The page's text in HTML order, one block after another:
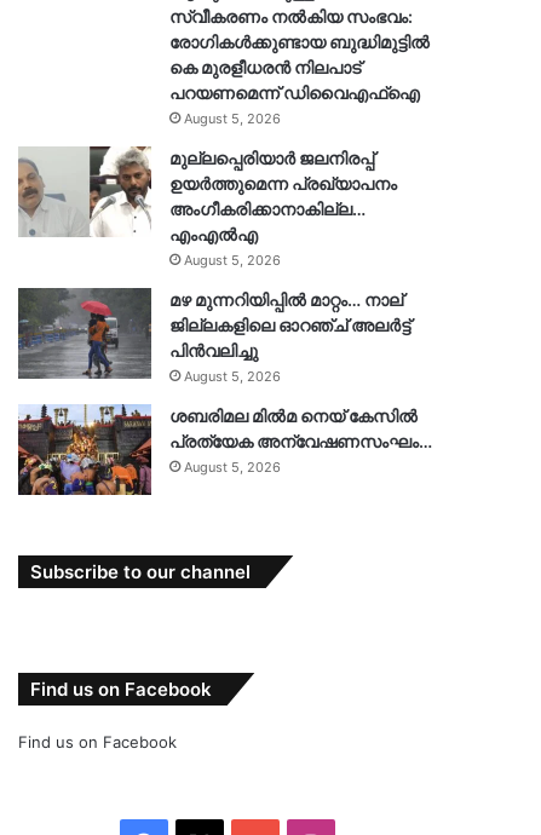
സ്വീകരണം നൽകിയ സംഭവം:
രോഗികൾക്കുണ്ടായ ബുദ്ധിമുട്ടിൽ
കെ മുരളീധരൻ നിലപാട്
പറയണമെന്ന് ഡിവൈഎഫ്ഐ
August 5, 2026
മുല്ലപ്പെരിയാർ ജലനിരപ്പ്
ഉയർത്തുമെന്ന പ്രഖ്യാപനം
അംഗീകരിക്കാനാകില്ല…
എംഎൽഎ
August 5, 2026
മഴ മുന്നറിയിപ്പിൽ മാറ്റം… നാല്
ജില്ലകളിലെ ഓറഞ്ച് അലർട്ട്
പിൻവലിച്ചു
August 5, 2026
ശബരിമല മിൽമ നെയ് കേസിൽ
പ്രത്യേക അന്വേഷണസംഘം…
August 5, 2026
Subscribe to our channel
Find us on Facebook
Find us on Facebook